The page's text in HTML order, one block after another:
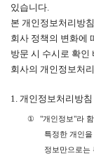
있습니다.
본 개인정보처리방
회사 정책의 변화에
방문 시 수시로 확인
회사의 개인정보처
1. 개인정보처리방침
① "개인정보"라
특정한 개인
정보만으로는